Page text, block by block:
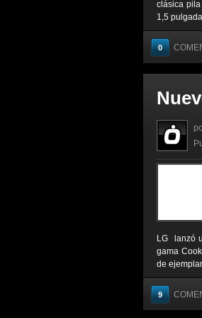
clásica
1,5
0
LG lanzó
gama
de
9